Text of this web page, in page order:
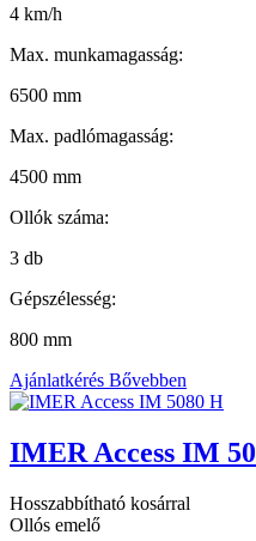
4 km/h
Max. munkamagasság:
6500 mm
Max. padlómagasság:
4500 mm
Ollók száma:
3 db
Gépszélesség:
800 mm
Ajánlatkérés Bővebben
IMER Access IM
Hosszabbítható kosárral
Ollós emelő